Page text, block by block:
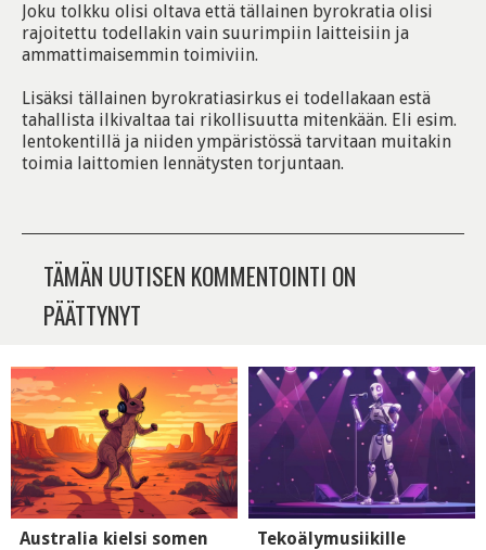
Joku tolkku olisi oltava että tällainen byrokratia olisi
rajoitettu todellakin vain suurimpiin laitteisiin ja
ammattimaisemmin toimiviin.
Lisäksi tällainen byrokratiasirkus ei todellakaan estä
tahallista ilkivaltaa tai rikollisuutta mitenkään. Eli esim.
lentokentillä ja niiden ympäristössä tarvitaan muitakin
toimia laittomien lennätysten torjuntaan.
TÄMÄN UUTISEN KOMMENTOINTI ON
PÄÄTTYNYT
Australia kielsi somen
Tekoälymusiikille